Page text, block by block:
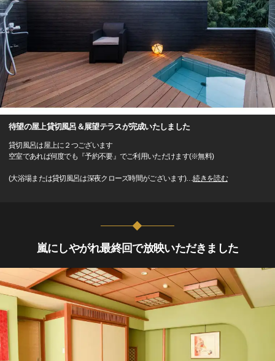
待望の屋上貸切風呂＆展望テラスが完成いたしました
貸切風呂は屋上に２つございます
空室であれば何度でも『予約不要』でご利用いただけます(※無料)
(大浴場または貸切風呂は深夜クローズ時間がございます)…続きを読む
嵐にしやがれ最終回で放映いただきました